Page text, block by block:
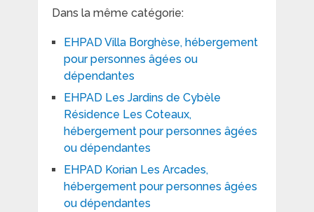
Dans la même catégorie:
EHPAD Villa Borghèse, hébergement
pour personnes âgées ou
dépendantes
EHPAD Les Jardins de Cybèle
Résidence Les Coteaux,
hébergement pour personnes âgées
ou dépendantes
EHPAD Korian Les Arcades,
hébergement pour personnes âgées
ou dépendantes